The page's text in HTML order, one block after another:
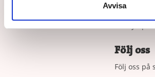
Avvisa
Våra
Följ oss
Följ oss på